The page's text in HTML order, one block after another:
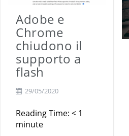
Adobe e
Chrome
chiudono il
supporto a
flash
29/05/2020
Reading Time: < 1
minute